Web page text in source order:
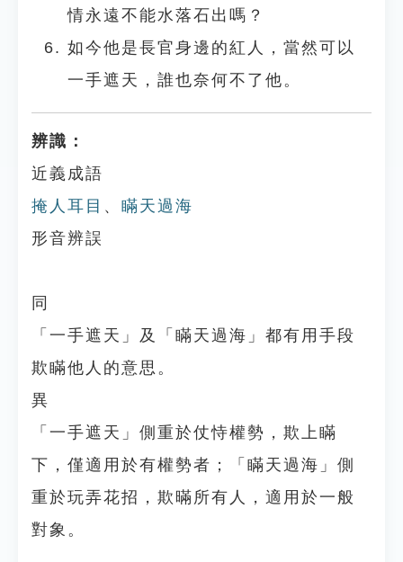
情永遠不能水落石出嗎？
如今他是長官身邊的紅人，當然可以
一手遮天，誰也奈何不了他。
辨識：
近義成語
掩人耳目 、 瞞天過海
形音辨誤
同
「一手遮天」及「瞞天過海」都有用手段
欺瞞他人的意思。
異
「一手遮天」側重於仗恃權勢，欺上瞞
下，僅適用於有權勢者；「瞞天過海」側
重於玩弄花招，欺暪所有人，適用於一般
對象。